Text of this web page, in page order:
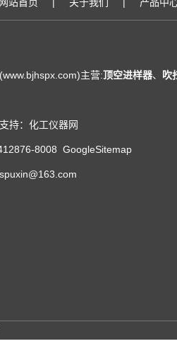
主营:顶空进样器、 吹
持： 化工仪器网
8008 GoogleSitemap